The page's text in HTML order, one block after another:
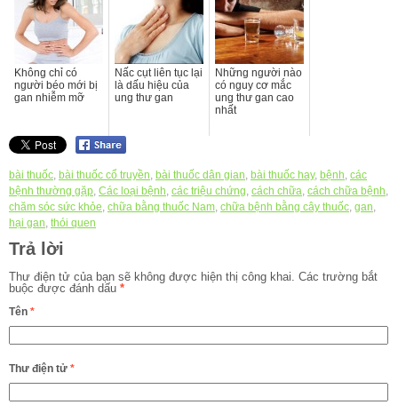
Không chỉ có
người béo mới bị
gan nhiễm mỡ
Nấc cụt liên tục lại
là dấu hiệu của
ung thư gan
Những người nào
có nguy cơ mắc
ung thư gan cao
nhất
bài thuốc, bài thuốc cổ truyền, bài thuốc dân gian, bài thuốc hay, bệnh, các
bệnh thường gặp, Các loại bệnh, các triệu chứng, cách chữa, cách chữa bệnh,
chăm sóc sức khỏe, chữa bằng thuốc Nam, chữa bệnh bằng cây thuốc, gan,
hại gan, thói quen
Trả lời
Thư điện tử của bạn sẽ không được hiện thị công khai. Các trường bắt
buộc được đánh dấu *
Tên *
Thư điện tử *